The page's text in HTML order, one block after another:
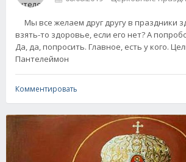
Мы все желаем друг другу в праздники
взять-то здоровье, если его нет? А
Да, да, попросить. Главное, есть у кого.
Пантелеймон
Комментировать